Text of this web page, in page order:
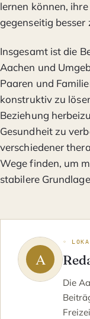
lernen können,
gegenseitig besser
Insgesamt ist die
Aachen und
Paaren und
konstruktiv zu
Beziehung
Gesundheit zu
verschiedener
Wege finden, um
stabilere
◦
Die